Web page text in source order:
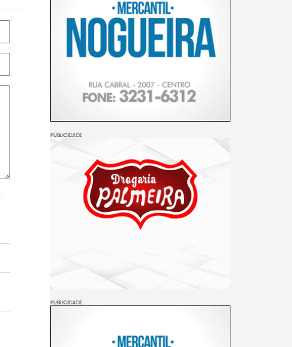
PUBLICIDADE
PUBLICIDADE